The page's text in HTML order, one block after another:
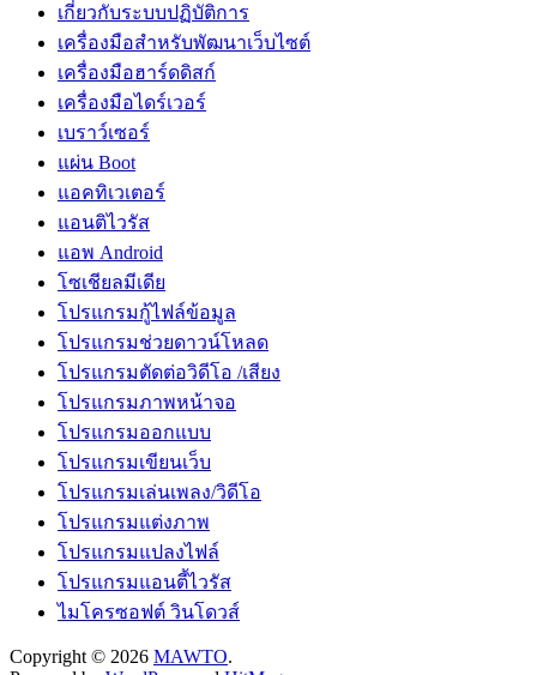
เกี่ยวกับระบบปฏิบัติการ
เครื่องมือสำหรับพัฒนาเว็บไซต์
เครื่องมือฮาร์ดดิสก์
เครื่องมือไดร์เวอร์
เบราว์เซอร์
แผ่น Boot
แอคทิเวเตอร์
แอนติไวรัส
แอพ Android
โซเชียลมีเดีย
โปรแกรมกู้ไฟล์ข้อมูล
โปรแกรมช่วยดาวน์โหลด
โปรแกรมตัดต่อวิดีโอ /เสียง
โปรแกรมภาพหน้าจอ
โปรแกรมออกแบบ
โปรแกรมเขียนเว็บ
โปรแกรมเล่นเพลง/วิดีโอ
โปรแกรมแต่งภาพ
โปรแกรมแปลงไฟล์
โปรแกรมแอนตี้ไวรัส
ไมโครซอฟต์ วินโดวส์
Copyright © 2026 MAWTO.